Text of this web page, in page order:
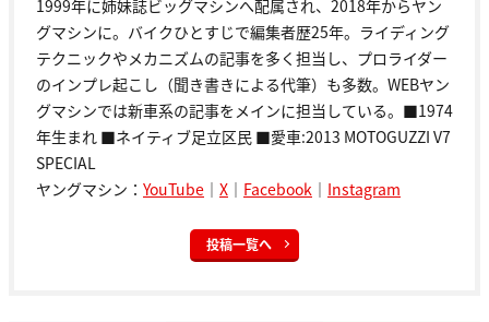
1999年に姉妹誌ビッグマシンへ配属され、2018年からヤン
グマシンに。バイクひとすじで編集者歴25年。ライディング
テクニックやメカニズムの記事を多く担当し、プロライダー
のインプレ起こし（聞き書きによる代筆）も多数。WEBヤン
グマシンでは新車系の記事をメインに担当している。■1974
年生まれ ■ネイティブ足立区民 ■愛車:2013 MOTOGUZZI V7
SPECIAL
ヤングマシン： YouTube ｜ X ｜ Facebook ｜ Instagram
投稿一覧へ